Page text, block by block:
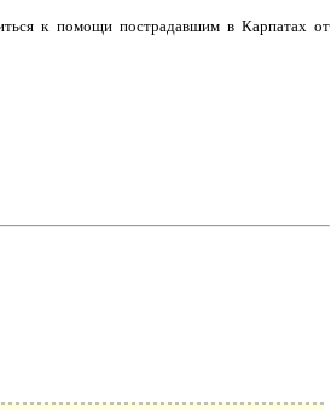
к помощи пострадавшим в Карпатах от